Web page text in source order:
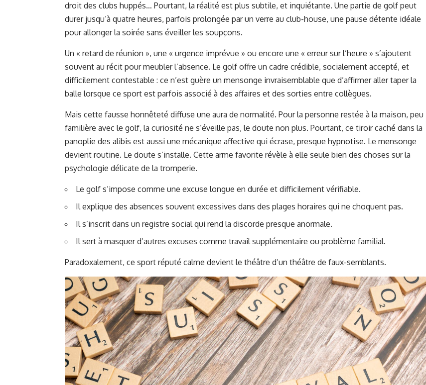
droit des clubs huppés… Pourtant, la réalité est plus subtile, et inquiétante. Une partie de golf peut
durer jusqu’à quatre heures, parfois prolongée par un verre au club-house, une pause détente idéale
pour allonger la soirée sans éveiller les soupçons.
Un « retard de réunion », une « urgence imprévue » ou encore une « erreur sur l’heure » s’ajoutent
souvent au récit pour meubler l’absence. Le golf offre un cadre crédible, socialement accepté, et
difficilement contestable : ce n’est guère un mensonge invraisemblable que d’affirmer aller taper la
balle lorsque ce sport est parfois associé à des affaires et des sorties entre collègues.
Mais cette fausse honnêteté diffuse une aura de normalité. Pour la personne restée à la maison, peu
familière avec le golf, la curiosité ne s’éveille pas, le doute non plus. Pourtant, ce tiroir caché dans la
panoplie des alibis est aussi une mécanique affective qui écrase, presque hypnotise. Le mensonge
devient routine. Le doute s’installe. Cette arme favorite révèle à elle seule bien des choses sur la
psychologie délicate de la tromperie.
Le golf s’impose comme une excuse longue en durée et difficilement vérifiable.
Il explique des absences souvent excessives dans des plages horaires qui ne choquent pas.
Il s’inscrit dans un registre social qui rend la discorde presque anormale.
Il sert à masquer d’autres excuses comme travail supplémentaire ou problème familial.
Paradoxalement, ce sport réputé calme devient le théâtre d’un théâtre de faux-semblants.